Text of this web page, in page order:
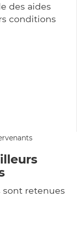
des aides
conditions
sont retenues